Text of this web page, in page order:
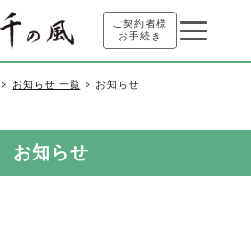
ご契約者様
お手続き
お知らせ 一覧 お知らせ
お知らせ